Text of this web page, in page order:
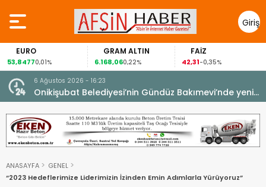
Giriş
Yap
GRAM ALTIN
0,22% -0,35%
6 Ağustos 2026 - 16:23
Onikişubat Belediyesi’nin Gündüz Bakımevi’nde yeni
dönemin ön kayıtları başladı.
ANASAYFA
GENEL
“2023 Hedeflerimize Liderimizin İzinden Emin Adımlarla Yürüyoruz”